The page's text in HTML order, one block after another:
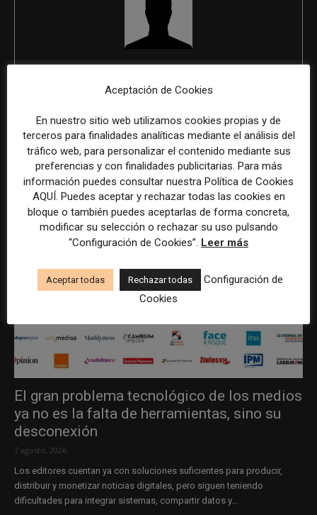
REDACCIÓN
ÚLTIMOS ARTÍCULOS
El gran problema tecnológico de los medios
ya no es la falta de herramientas, sino su
desconexión
7 agosto, 2026
Los editores cuentan ya con soluciones suficientes para producir,
distribuir y monetizar noticias digitales, pero siguen teniendo
dificultades para integrar sistemas, compartir datos y...
Aceptación de Cookies
En nuestro sitio web utilizamos cookies propias y de
terceros para finalidades analíticas mediante el análisis del
tráfico web, para personalizar el contenido mediante sus
preferencias y con finalidades publicitarias. Para más
información puedes consultar nuestra Política de Cookies
AQUÍ. Puedes aceptar y rechazar todas las cookies en
bloque o también puedes aceptarlas de forma concreta,
modificar su selección o rechazar su uso pulsando
“Configuración de Cookies”. Leer más
Aceptar todas Rechazar todas
Configuración de
Cookies